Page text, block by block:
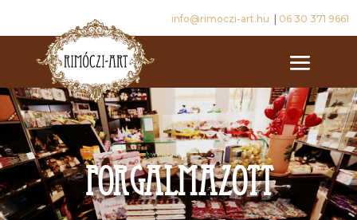
info@rimoczi-art.hu 06 30 371 9661
forgalmazott